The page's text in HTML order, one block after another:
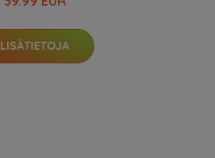
LISÄTIETOJA